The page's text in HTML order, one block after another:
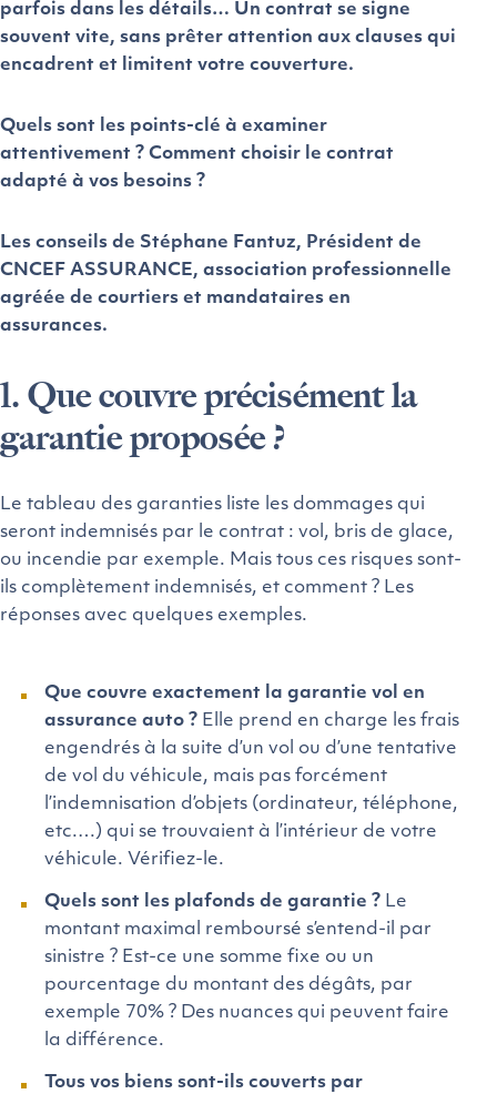
parfois dans les détails… Un contrat se signe
souvent vite, sans prêter attention aux clauses qui
encadrent et limitent votre couverture.
Quels sont les points-clé à examiner
attentivement ? Comment choisir le contrat
adapté à vos besoins ?
Les conseils de Stéphane Fantuz, Président de
CNCEF ASSURANCE, association professionnelle
agréée de courtiers et mandataires en
assurances.
1. Que couvre précisément la
garantie proposée ?
Le tableau des garanties liste les dommages qui
seront indemnisés par le contrat : vol, bris de glace,
ou incendie par exemple. Mais tous ces risques sont-
ils complètement indemnisés, et comment ? Les
réponses avec quelques exemples.
Que couvre exactement la garantie vol en
assurance auto ? Elle prend en charge les frais
engendrés à la suite d’un vol ou d’une tentative
de vol du véhicule, mais pas forcément
l’indemnisation d’objets (ordinateur, téléphone,
etc.…) qui se trouvaient à l’intérieur de votre
véhicule. Vérifiez-le.
Quels sont les plafonds de garantie ? Le
montant maximal remboursé s’entend-il par
sinistre ? Est-ce une somme fixe ou un
pourcentage du montant des dégâts, par
exemple 70% ? Des nuances qui peuvent faire
la différence.
Tous vos biens sont-ils couverts par